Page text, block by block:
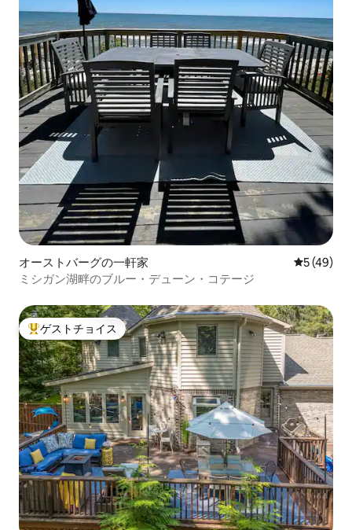
オーストバーグの一軒家 レビュー
5 (49)
ミシガン湖畔のブルー・デューン・コテージ
大好評のゲストチョイスです。
ゲストチョイス